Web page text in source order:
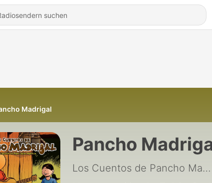
Madrigal
Pancho
Los Cuentos de Pancho Madrigal